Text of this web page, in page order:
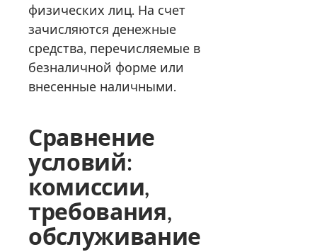
физических лиц. На счет
зачисляются денежные
средства, перечисляемые в
безналичной форме или
внесенные наличными.
Сравнение
условий:
комиссии,
требования,
обслуживание